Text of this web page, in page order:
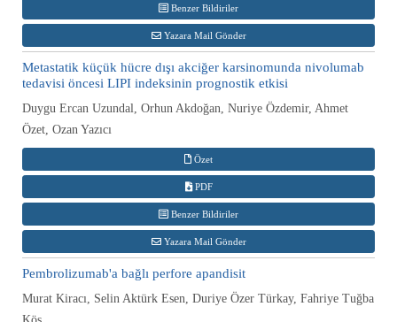
Benzer Bildiriler
Yazara Mail Gönder
Metastatik küçük hücre dışı akciğer karsinomunda nivolumab
tedavisi öncesi LIPI indeksinin prognostik etkisi
Duygu Ercan Uzundal, Orhun Akdoğan, Nuriye Özdemir, Ahmet
Özet, Ozan Yazıcı
Özet
PDF
Benzer Bildiriler
Yazara Mail Gönder
Pembrolizumab'a bağlı perfore apandisit
Murat Kiracı, Selin Aktürk Esen, Duriye Özer Türkay, Fahriye Tuğba